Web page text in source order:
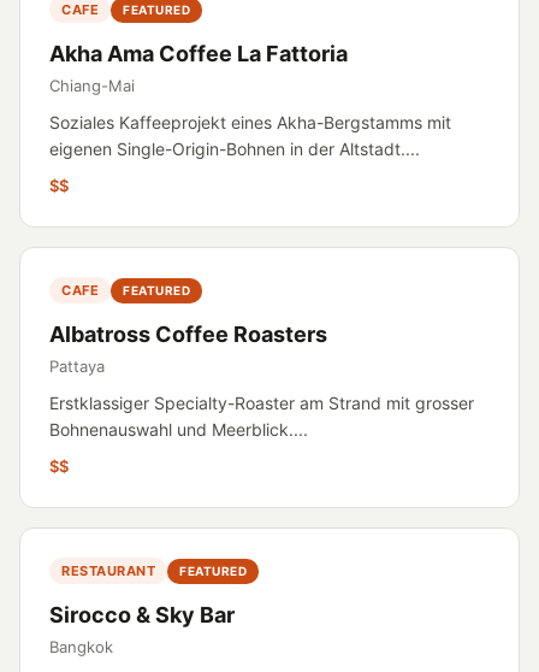
CAFE FEATURED
Akha Ama Coffee La Fattoria
Chiang-Mai
Soziales Kaffeeprojekt eines Akha-Bergstamms mit
eigenen Single-Origin-Bohnen in der Altstadt....
$$
CAFE FEATURED
Albatross Coffee Roasters
Pattaya
Erstklassiger Specialty-Roaster am Strand mit grosser
Bohnenauswahl und Meerblick....
$$
RESTAURANT FEATURED
Sirocco & Sky Bar
Bangkok